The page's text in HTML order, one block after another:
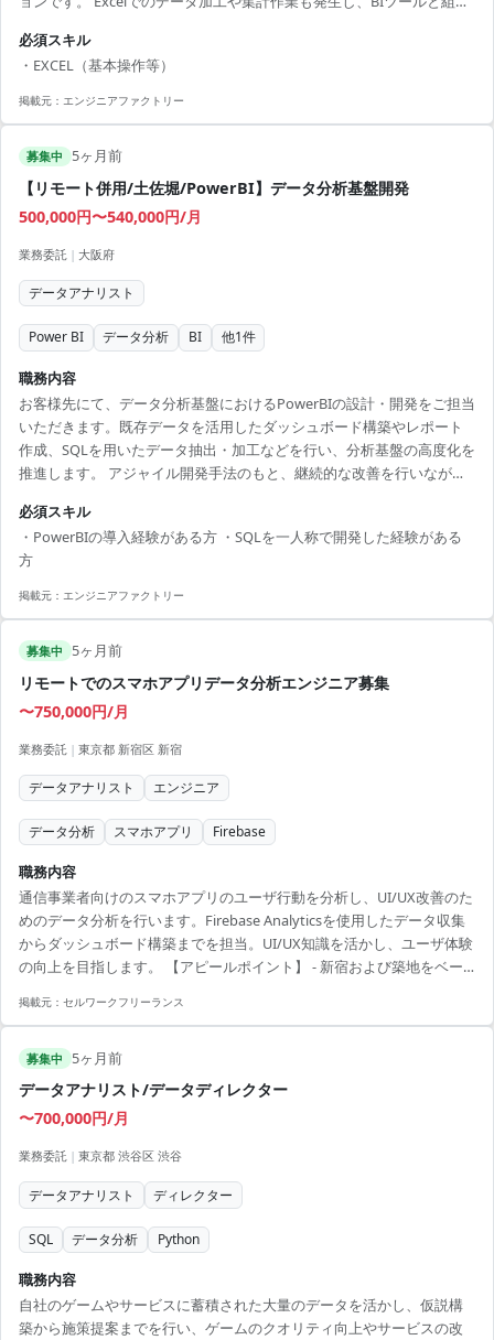
タック】 ・BIツール：PowerBI ・クラウド：Azure ・データベース：
SQL
必須スキル
・EXCEL（基本操作等）
掲載元： エンジニアファクトリー
募集中 5ヶ月前
【リモート併用/土佐堀/PowerBI】データ分析基盤開発
500,000円〜540,000円/月
業務委託 | 大阪府
データアナリスト
Power BI データ分析 BI 他1件
職務内容
お客様先にて、データ分析基盤におけるPowerBIの設計・開発をご担当
いただきます。既存データを活用したダッシュボード構築やレポート
作成、SQLを用いたデータ抽出・加工などを行い、分析基盤の高度化を
推進します。 アジャイル開発手法のもと、継続的な改善を行いながら
ドリブンな意思決定を支える重要なポジションとなります。 【技術ス
タック】 ・BIツール：PowerBI ・データベース：SQL
必須スキル
・PowerBIの導入経験がある方 ・SQLを一人称で開発した経験がある
方
掲載元： エンジニアファクトリー
募集中 5ヶ月前
リモートでのスマホアプリデータ分析エンジニア募集
〜750,000円/月
業務委託 | 東京都 新宿区 新宿
データアナリスト エンジニア
データ分析 スマホアプリ Firebase
職務内容
通信事業者向けのスマホアプリのユーザ行動を分析し、UI/UX改善のた
めのデータ分析を行います。Firebase Analyticsを使用したデータ収集
からダッシュボード構築までを担当。UI/UX知識を活かし、ユーザ体験
の向上を目指します。 【アピールポイント】 - 新宿および築地をベー
理技術を活かせる - データ分析業務を通じて通信業界の知識を深められ
ーション力を活かしプロジェクトに貢献可能
掲載元： セルワークフリーランス
募集中 5ヶ月前
データアナリスト/データディレクター
〜700,000円/月
業務委託 | 東京都 渋谷区 渋谷
データアナリスト ディレクター
SQL データ分析 Python
職務内容
自社のゲームやサービスに蓄積された大量のデータを活かし、仮説構
築から施策提案までを行い、ゲームのクオリティ向上やサービスの改